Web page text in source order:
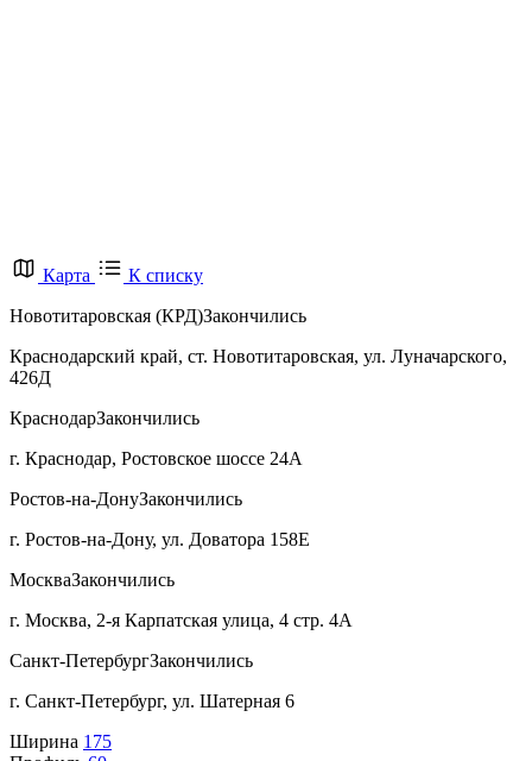
Карта
К списку
Новотитаровская (КРД)Закончились
Краснодарский край, ст. Новотитаровская, ул. Луначарского,
426Д
КраснодарЗакончились
г. Краснодар, Ростовское шоссе 24А
Ростов-на-ДонуЗакончились
г. Ростов-на-Дону, ул. Доватора 158Е
МоскваЗакончились
г. Москва, 2-я Карпатская улица, 4 стр. 4А
Санкт-ПетербургЗакончились
г. Санкт-Петербург, ул. Шатерная 6
Ширина 175